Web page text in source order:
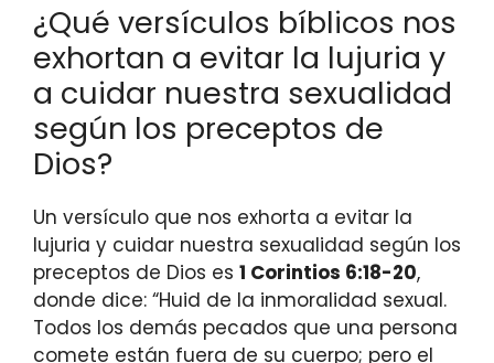
¿Qué versículos bíblicos nos
exhortan a evitar la lujuria y
a cuidar nuestra sexualidad
según los preceptos de
Dios?
Un versículo que nos exhorta a evitar la
lujuria y cuidar nuestra sexualidad según los
preceptos de Dios es 1 Corintios 6:18-20,
donde dice: “Huid de la inmoralidad sexual.
Todos los demás pecados que una persona
comete están fuera de su cuerpo; pero el